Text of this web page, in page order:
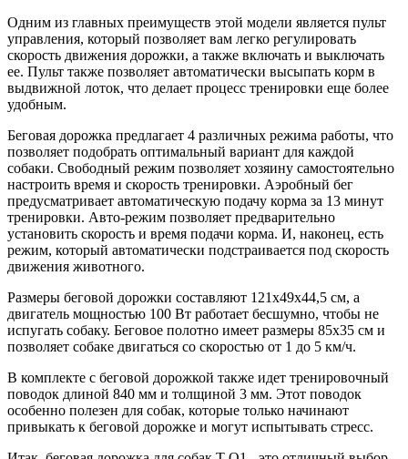
Одним из главных преимуществ этой модели является пульт
управления, который позволяет вам легко регулировать
скорость движения дорожки, а также включать и выключать
ее. Пульт также позволяет автоматически высыпать корм в
выдвижной лоток, что делает процесс тренировки еще более
удобным.
Беговая дорожка предлагает 4 различных режима работы, что
позволяет подобрать оптимальный вариант для каждой
собаки. Свободный режим позволяет хозяину самостоятельно
настроить время и скорость тренировки. Аэробный бег
предусматривает автоматическую подачу корма за 13 минут
тренировки. Авто-режим позволяет предварительно
установить скорость и время подачи корма. И, наконец, есть
режим, который автоматически подстраивается под скорость
движения животного.
Размеры беговой дорожки составляют 121х49х44,5 см, а
двигатель мощностью 100 Вт работает бесшумно, чтобы не
испугать собаку. Беговое полотно имеет размеры 85х35 см и
позволяет собаке двигаться со скоростью от 1 до 5 км/ч.
В комплекте с беговой дорожкой также идет тренировочный
поводок длиной 840 мм и толщиной 3 мм. Этот поводок
особенно полезен для собак, которые только начинают
привыкать к беговой дорожке и могут испытывать стресс.